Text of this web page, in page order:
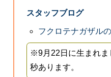
スタッフブログ
フクロテナガザル
※9月22日に生まれま
秒あります。